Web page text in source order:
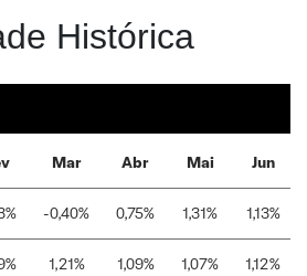
Histórica
Mar Abr Mai Jun
-0,40% 0,75% 1,31% 1,13%
1,21% 1,09% 1,07% 1,12%